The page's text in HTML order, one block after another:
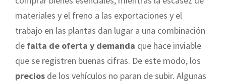
materiales y el freno a las exportaciones y el
trabajo en las plantas dan lugar a una combinación
de falta de oferta y demanda que hace inviable
que se registren buenas cifras. De este modo, los
precios de los vehículos no paran de subir. Algunas